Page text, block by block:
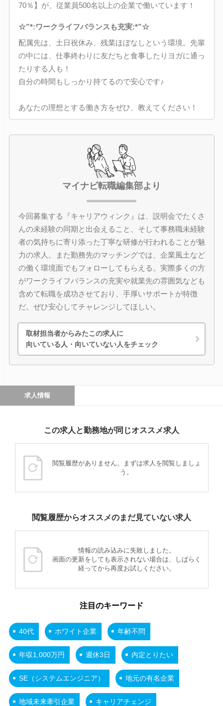
70％】が、従業員500名以上の企業で働いています！
☆”*:ワークライフバランスも充実:*”☆
配属先は、土日祝休み、残業ほぼなしという環境。先輩
の中には、仕事終わりに友だちと食事したりヨガに通っ
たりする人も！
自分の時間もしっかり持てるので安心です♪
あなたの理想とする働き方をぜひ、教えてください！
マイナビ転職編集部より
今回募集する『キャリアウィンク』は、説明会でたくさ
んの未経験の同期と出会えること、そして事務職未経験
者の気持ちに寄り添った丁寧な研修が行われることが魅
力の求人。また勤務先のマッチングでは、企業風土など
の働く環境面でもフォローしてもらえる。実際多くの方
がワークライフバランスの充実や就業先の雰囲気なども
含めて転職を成功させており、手厚いサポートが特徴
だ。ぜひ安心してチャレンジしてほしい。
取材担当者からみたこの求人に
向いている人・向いていない人をチェック
求人情報
この求人と勤務地が同じオススメ求人
閲覧履歴がありません。まずは求人を閲覧しましょ
う。
閲覧履歴からオススメのまだ見ていない求人
情報の読み込みに失敗しました。
画面の更新をしても表示されない場合は、しばらく
経ってから再度お試しください。
注目のキーワード
40代 ホワイト企業 年齢不問
年収1,000万円 週休3日 内定とりたい
SE（システムエンジニア） 地元の有名企業
地域未来牽引企業 キャリアチェンジ